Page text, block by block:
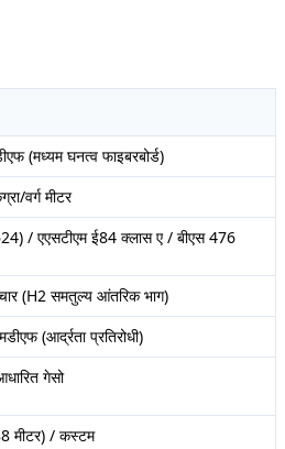
(मध्यम घनत्व फाइबरबोर्ड)
वर्ग मीटर
/ एएसटीएम ई84 क्लास ए / बीएस 476
(H2 समतुल्य आंतरिक भाग)
(आर्द्रता प्रतिरोधी)
गेसो
मीटर) / कस्टम